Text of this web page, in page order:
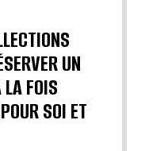
UN
FOIS
SOI ET